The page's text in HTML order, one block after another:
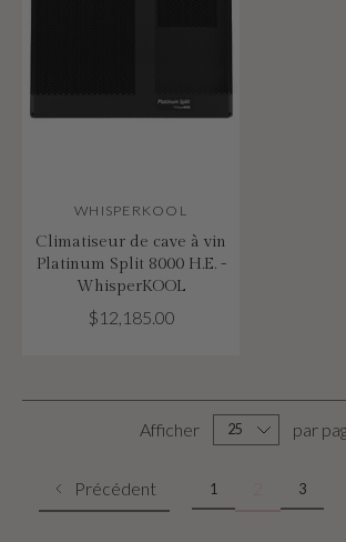
WHISPERKOOL
Climatiseur de cave à vin
Platinum Split 8000 H.E. -
WhisperKOOL
$12,185.00
Précédent 1 3
Afficher par